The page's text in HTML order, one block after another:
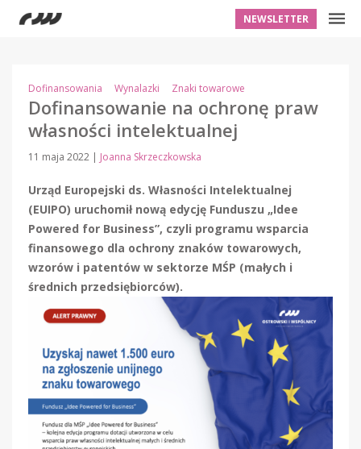
NEWSLETTER
Dofinansowania Wynalazki Znaki towarowe
Dofinansowanie na ochronę praw
własności intelektualnej
11 maja 2022 | Joanna Skrzeczkowska
Urząd Europejski ds. Własności Intelektualnej
(EUIPO) uruchomił nową edycję Funduszu „Idee
Powered for Business”, czyli programu wsparcia
finansowego dla ochrony znaków towarowych,
wzorów i patentów w sektorze MŚP (małych i
średnich przedsiębiorców).